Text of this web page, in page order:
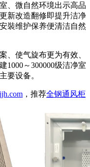
、微自然环境出示高品
新改造翻修即提升洁净
裝维护保养便清洁自然
、使气旋布更为有效、
1000～300000级洁净室
要设备。
，推荐全钢通风柜